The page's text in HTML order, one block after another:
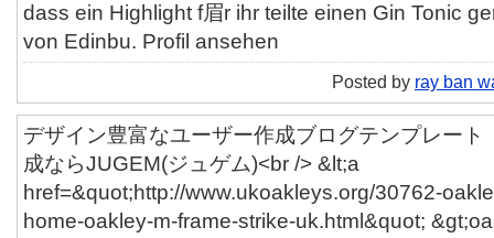
dass ein Highlight f眉r ihr teilte einen Gin Tonic
von Edinbu. Profil ansehen
Posted by ray ban
デザイン豊富なユーザー作成ブログテンプレート
成ならJUGEM(ジュゲム)<br /> &lt;a
href=&quot;http://www.ukoakleys.org/30762-
home-oakley-m-frame-strike-uk.html&quot;